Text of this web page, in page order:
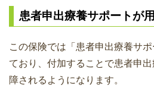
患者申出療養サポートが
この保険では「患者申出療養サ
ており、付加することで患者申
障されるようになります。